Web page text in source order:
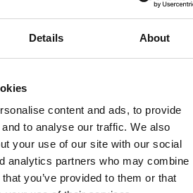
Details About
content and ads, to provide
to analyse our traffic. We also
your use of our site with our social
analytics partners who may combine
you’ve provided to them or that
entstehen. Diese gleichmäßige
der Kanten vor und sorgt
stabil und gut geschützt